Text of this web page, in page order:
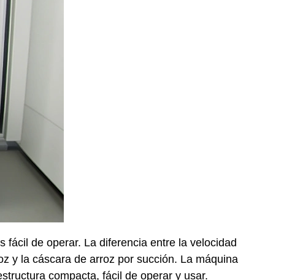
de operar. La diferencia entre la velocidad
y la cáscara de arroz por succión. La máquina
compacta, fácil de operar y usar.